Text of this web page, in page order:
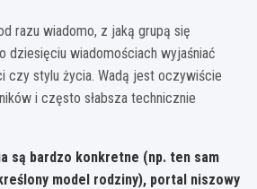
razu wiadomo, z jaką grupą się
dziesięciu wiadomościach wyjaśniać
czy stylu życia. Wadą jest oczywiście
i często słabsza technicznie
są bardzo konkretne (np. ten sam
model rodziny), portal niszowy